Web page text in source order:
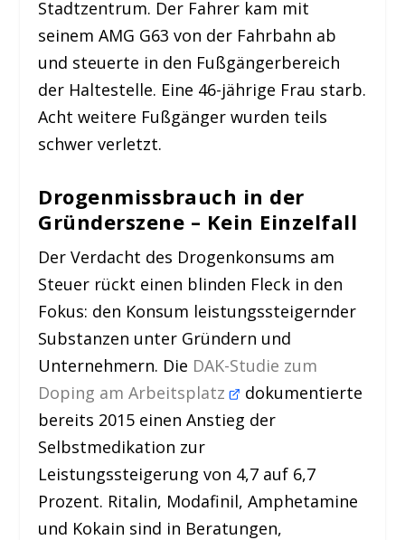
Stadtzentrum. Der Fahrer kam mit
seinem AMG G63 von der Fahrbahn ab
und steuerte in den Fußgängerbereich
der Haltestelle. Eine 46-jährige Frau starb.
Acht weitere Fußgänger wurden teils
schwer verletzt.
Drogenmissbrauch in der
Gründerszene – Kein Einzelfall
Der Verdacht des Drogenkonsums am
Steuer rückt einen blinden Fleck in den
Fokus: den Konsum leistungssteigernder
Substanzen unter Gründern und
Unternehmern. Die DAK-Studie zum
Doping am Arbeitsplatz
dokumentierte
bereits 2015 einen Anstieg der
Selbstmedikation zur
Leistungssteigerung von 4,7 auf 6,7
Prozent. Ritalin, Modafinil, Amphetamine
und Kokain sind in Beratungen,